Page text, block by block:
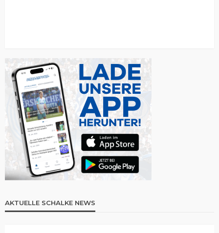
AKTUELLE SCHALKE NEWS